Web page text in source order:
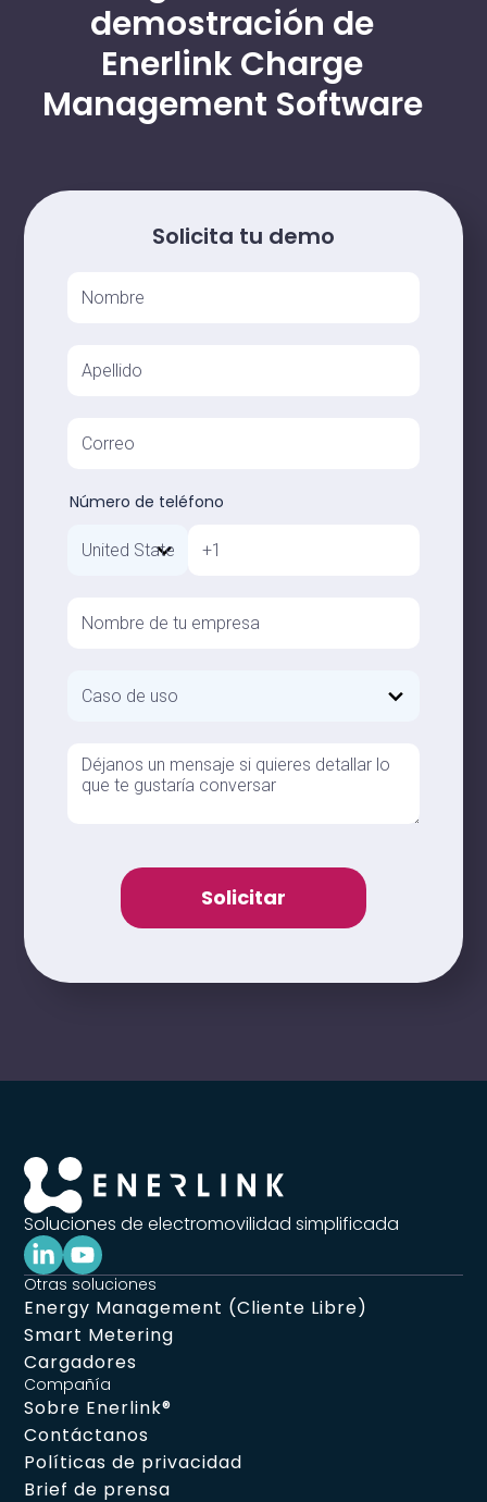
demostración de
Enerlink Charge
Management Software
Solicita tu demo
Número de teléfono
Soluciones de electromovilidad simplificada
Otras soluciones
Energy Management (Cliente Libre)
Smart Metering
Cargadores
Compañía
Sobre Enerlink®
Contáctanos
Políticas de privacidad
Brief de prensa